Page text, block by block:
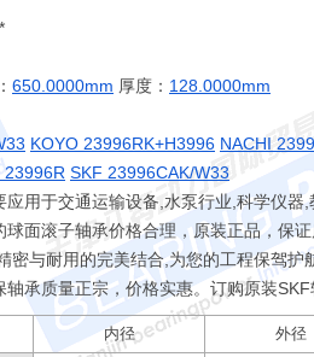
650.0000mm 厚度： 128.0000mm
KOYO 23996RK+H3996 NACHI
23996R SKF 23996CAK/W33
用于交通运输设备,水泵行业,科学仪
面滚子轴承价格合理，原装正品，保
密与耐用的完美结合,为您的工程保驾
承质量正宗，价格实惠。订购原装
内径 外径